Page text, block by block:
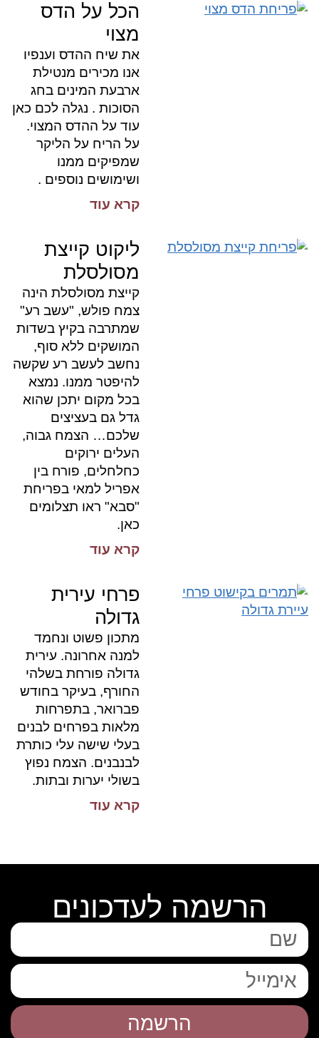
הכל על הדס
מצוי
את שיח ההדס וענפיו
אנו מכירים מנטילת
ארבעת המינים בחג
הסוכות . נגלה לכם כאן
עוד על ההדס המצוי.
על הריח על הליקר
שמפיקים ממנו
ושימושים נוספים .
קרא עוד
ליקוט קייצת
מסולסלת
קייצת מסולסלת הינה
צמח פולש, "עשב רע"
שמתרבה בקיץ בשדות
המושקים ללא סוף,
נחשב לעשב רע שקשה
להיפטר ממנו. נמצא
בכל מקום יתכן שהוא
גדל גם בעציצים
שלכם… הצמח גבוה,
העלים ירוקים
כחלחלים, פורח בין
אפריל למאי בפריחת
"סבא" ראו תצלומים
כאן.
קרא עוד
פרחי עירית
גדולה
מתכון פשוט ונחמד
למנה אחרונה. עירית
גדולה פורחת בשלהי
החורף, בעיקר בחודש
פברואר, בתפרחות
מלאות בפרחים לבנים
בעלי שישה עלי כותרת
לבנבנים. הצמח נפוץ
בשולי יערות ובתות.
קרא עוד
הרשמה לעדכונים
הרשמה